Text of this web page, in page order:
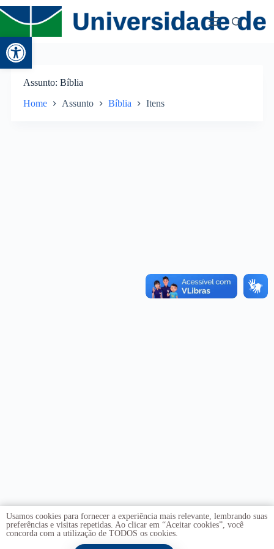
Abrir a barra de ferramentas
Assunto Bíblia
Home Assunto Bíblia Itens
Usamos cookies para fornecer a experiência mais relevante, lembrando suas
preferências e visitas repetidas. Ao clicar em “Aceitar cookies”, você
concorda com a utilização de TODOS os cookies.